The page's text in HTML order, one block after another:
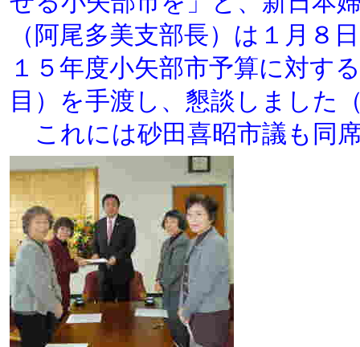
（阿尾多美支部長）は１月８
１５年度小矢部市予算に対す
目）を手渡し、懇談しました
これには砂田喜昭市議も同